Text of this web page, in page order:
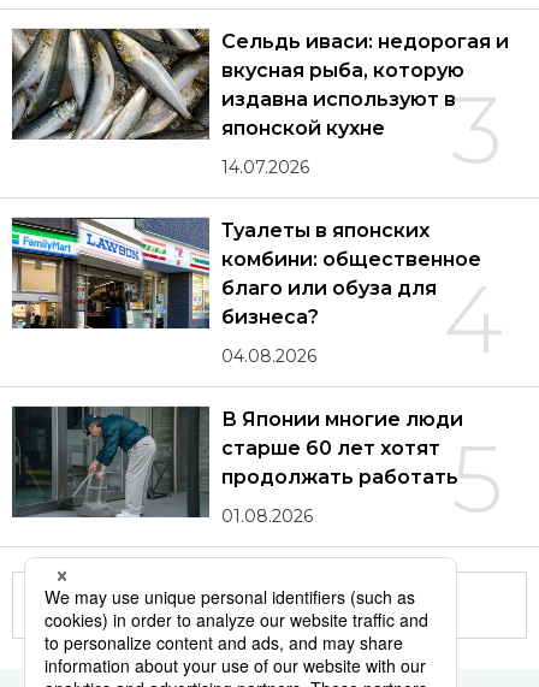
3
Сельдь иваси: недорогая и
вкусная рыба, которую
издавна используют в
японской кухне
14.07.2026
4
Туалеты в японских
комбини: общественное
благо или обуза для
бизнеса?
04.08.2026
5
В Японии многие люди
старше 60 лет хотят
продолжать работать
01.08.2026
Другие статьи по теме